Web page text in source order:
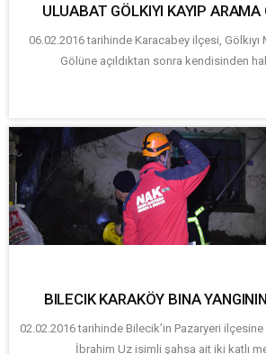
ULUABAT GÖLKIYI KAYIP ARAMA
06.02.2016 tarihinde Karacabey ilçesi,
Gölüne açıldıktan sonra kendisinden
BILECIK KARAKÖY BINA
02.02.2016 tarihinde Bilecik’in Pazaryeri
İbrahim Uz isimli şahsa ait iki katlı